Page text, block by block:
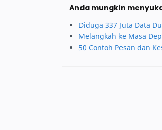
Anda mungkin
Diduga 337 Juta Data
Melangkah ke Masa
50 Contoh Pesan dan